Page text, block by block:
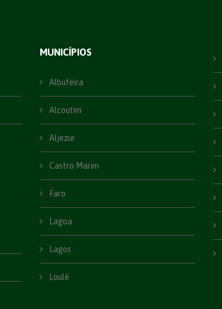
MUNICÍPIOS
Albufeira
Alcoutim
Aljezur
Castro Marim
Faro
Lagoa
Lagos
Loulé